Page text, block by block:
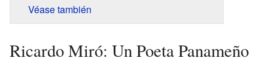
Véase también
Ricardo Miró: Un Poeta Panameño